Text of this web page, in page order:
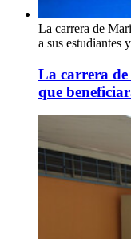
La carrera de
a sus estudiantes
La carrera
que